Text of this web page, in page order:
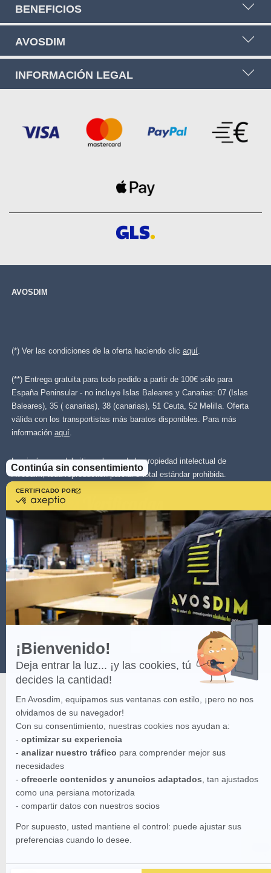
CERTIFICADO POR
Axeptio
-
Más
información
sobre
Axeptio
¡Bienvenido!
Deja entrar la luz... ¡y las cookies, tú
decides la cantidad!
En Avosdim, equipamos sus ventanas con estilo, ¡pero no nos
olvidamos de su navegador!
Con su consentimiento, nuestras cookies nos ayudan a:
- optimizar su experiencia
- analizar nuestro tráfico para comprender mejor sus
necesidades
- ofrecerle contenidos y anuncios adaptados , tan ajustados
como una persiana motorizada
- compartir datos con nuestros socios
Por supuesto, usted mantiene el control: puede ajustar sus
preferencias cuando lo desee.
Continúa sin consentimiento
BENEFICIOS
AVOSDIM
INFORMACIÓN LEGAL
AVOSDIM
(*) Ver las condiciones de la oferta haciendo clic aquí.
(**) Entrega gratuita para todo pedido a partir de 100€ sólo para
España Peninsular - no incluye Islas Baleares y Canarias: 07 (Islas
Baleares), 35 ( canarias), 38 (canarias), 51 Ceuta, 52 Melilla. Oferta
válida con los transportistas más baratos disponibles. Para más
información aquí.
Las imágenes del sitio web son de la propiedad intelectual de
Avosdim, toda reproduction parcial o total estándar prohibida.